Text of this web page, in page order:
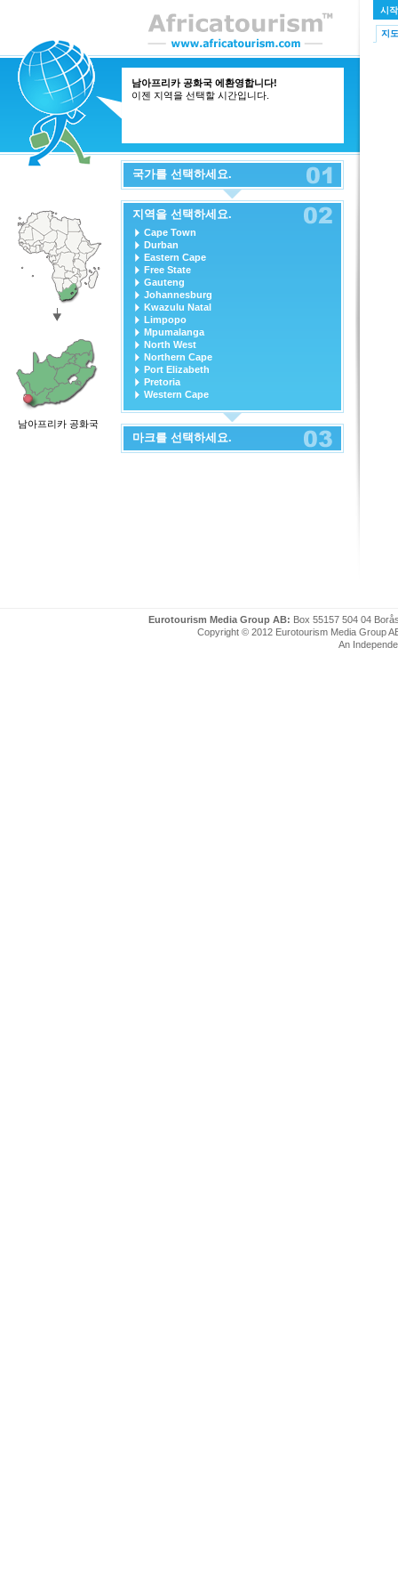
남아프리카 공화국 에환영합니다!
이젠 지역을 선택할 시간입니다.
남아프리카 공화국
국가를 선택하세요.
지역을 선택하세요.
Cape Town
Durban
Eastern Cape
Free State
Gauteng
Johannesburg
Kwazulu Natal
Limpopo
Mpumalanga
North West
Northern Cape
Port Elizabeth
Pretoria
Western Cape
마크를 선택하세요.
시작
지도
Eurotourism Media Group AB: Box 55157 504 04
Copyright © 2012 Eurotourism Media Group
An